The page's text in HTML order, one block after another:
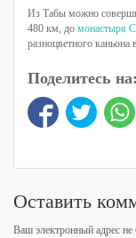
Из Табы можно
480 км, до монастыря
разноцветного каньона
Поделитесь на:
Оставить
Ваш электронный адрес не